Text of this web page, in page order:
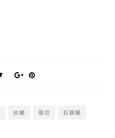
炒鍋 現切 石頭鍋